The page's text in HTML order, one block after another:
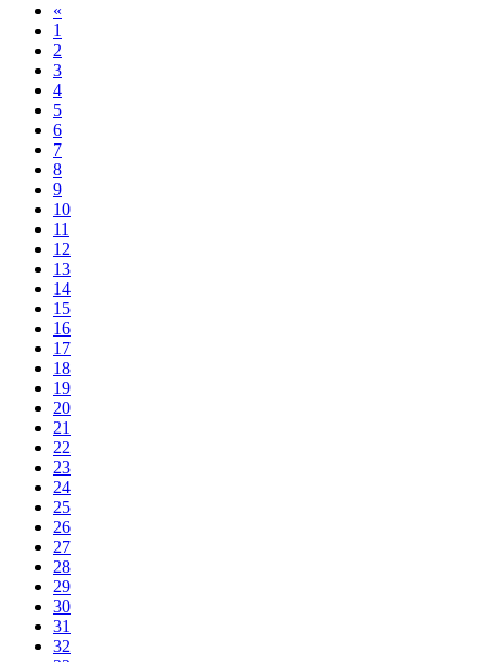
«
1
2
3
4
5
6
7
8
9
10
11
12
13
14
15
16
17
18
19
20
21
22
23
24
25
26
27
28
29
30
31
32